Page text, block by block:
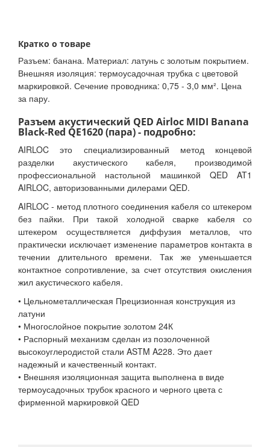
Кратко о товаре
Разъем: банана. Материал: латунь с золотым покрытием.
Внешняя изоляция: термоусадочная трубка с цветовой
маркировкой. Сечение проводника: 0,75 - 3,0 мм². Цена
за пару.
Разъем акустический QED Airloc MIDI Banana
Black-Red QE1620 (пара) - подробно:
AIRLOC это специализированный метод концевой
разделки акустического кабеля, производимой
профессиональной настольной машинкой QED AT1
AIRLOC, авторизованными дилерами QED.
AIRLOC - метод плотного соединения кабеля со штекером
без пайки. При такой холодной сварке кабеля со
штекером осуществляется диффузия металлов, что
практически исключает изменение параметров контакта в
течении длительного времени. Так же уменьшается
контактное сопротивление, за счет отсутствия окисления
жил акустического кабеля.
• Цельнометаллическая Прецизионная конструкция из
латуни
• Многослойное покрытие золотом 24К
• Распорный механизм сделан из позолоченной
высокоуглеродистой стали ASTM A228. Это дает
надежный и качественный контакт.
• Внешняя изоляционная защита выполнена в виде
термоусадочных трубок красного и черного цвета с
фирменной маркировкой QED